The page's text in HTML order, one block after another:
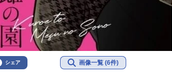
シェア 画像一覧 (6件)